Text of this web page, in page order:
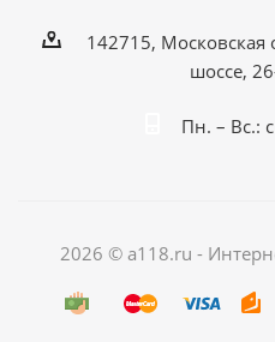
142715,
шоссе,
Пн. – Вс.:
2026 © a118.ru -